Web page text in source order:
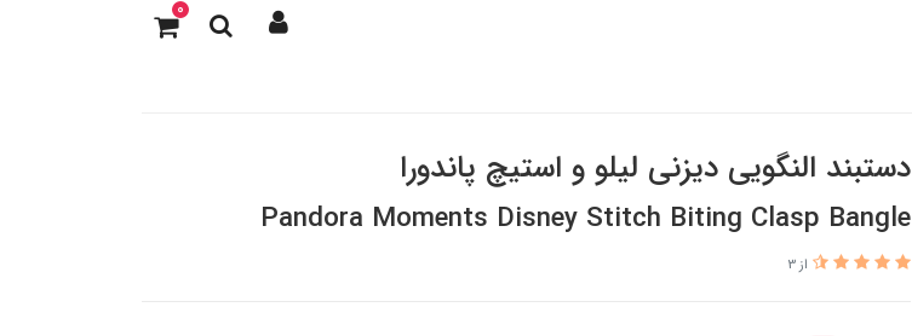
0
دستبند النگویی دیزنی لیلو و استیچ پاندورا
Pandora Moments Disney Stitch Biting Clasp Bangle
از 3